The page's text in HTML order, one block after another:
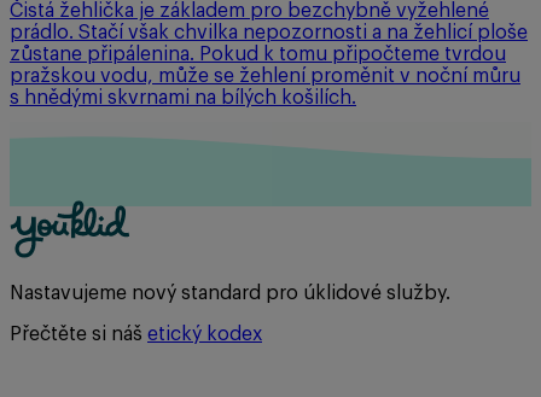
Čistá žehlička je základem pro bezchybně vyžehlené
prádlo. Stačí však chvilka nepozornosti a na žehlicí ploše
zůstane připálenina. Pokud k tomu připočteme tvrdou
pražskou vodu, může se žehlení proměnit v noční můru
s hnědými skvrnami na bílých košilích.
Nastavujeme nový standard pro úklidové služby.
Přečtěte si náš etický kodex